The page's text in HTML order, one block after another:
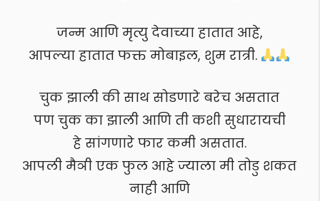
जन्म आणि मृत्यु देवाच्या हातात आहे,
आपल्या हातात फक्त मोबाइल, शुम रात्री.
चुक झाली की साथ सोडणारे बरेच असतात
पण चुक का झाली आणि ती कशी सुधारायची
हे सांगणारे फार कमी असतात.
आपली मैञी एक फुल आहे ज्याला मी तोडु शकत
नाही आणि